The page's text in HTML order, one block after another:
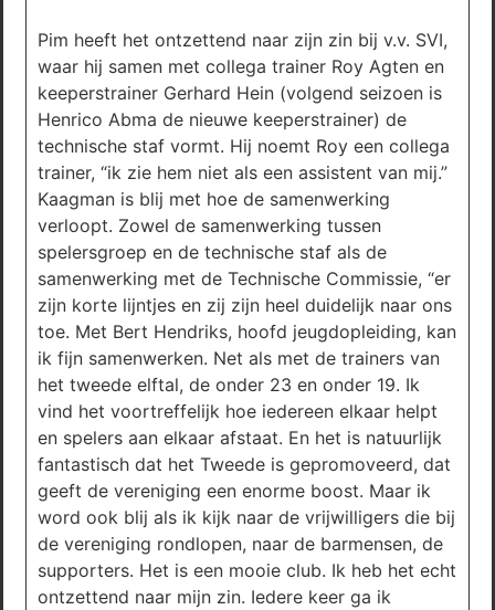
Pim heeft het ontzettend naar zijn zin bij v.v. SVI,
waar hij samen met collega trainer Roy Agten en
keeperstrainer Gerhard Hein (volgend seizoen is
Henrico Abma de nieuwe keeperstrainer) de
technische staf vormt. Hij noemt Roy een collega
trainer, “ik zie hem niet als een assistent van mij.”
Kaagman is blij met hoe de samenwerking
verloopt. Zowel de samenwerking tussen
spelersgroep en de technische staf als de
samenwerking met de Technische Commissie, “er
zijn korte lijntjes en zij zijn heel duidelijk naar ons
toe. Met Bert Hendriks, hoofd jeugdopleiding, kan
ik fijn samenwerken. Net als met de trainers van
het tweede elftal, de onder 23 en onder 19. Ik
vind het voortreffelijk hoe iedereen elkaar helpt
en spelers aan elkaar afstaat. En het is natuurlijk
fantastisch dat het Tweede is gepromoveerd, dat
geeft de vereniging een enorme boost. Maar ik
word ook blij als ik kijk naar de vrijwilligers die bij
de vereniging rondlopen, naar de barmensen, de
supporters. Het is een mooie club. Ik heb het echt
ontzettend naar mijn zin. Iedere keer ga ik